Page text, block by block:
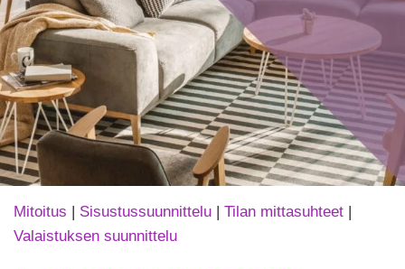
Mitoitus | Sisustussuunnittelu | Tilan mittasuhteet |
Valaistuksen suunnittelu